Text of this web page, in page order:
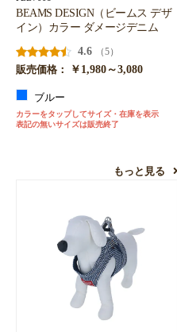
BEAMS DESIGN（ビームス デザ
イン）カラー ダメージデニム
4.6
（5）
販売価格：
￥1,980～3,080
ブルー
カラーをタップしてサイズ・在庫を表示
表記の無いサイズは販売終了
もっと見る